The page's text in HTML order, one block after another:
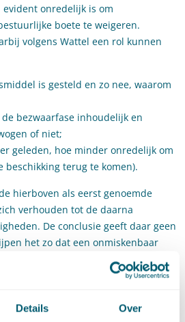
Details Over
onredelijk is om
boete te weigeren.
volgens Wattel een rol kunnen
is gesteld en zo nee, waarom
bezwaarfase inhoudelijk en
of niet;
geleden, hoe minder onredelijk om
beschikking terug te komen).
hierboven als eerst genoemde
verhouden tot de daarna
De conclusie geeft daar geen
het zo dat een onmiskenbaar
Wattel in beginsel moet worden
per definitie. De drie genoemde
moet worden heroverwogen, maar